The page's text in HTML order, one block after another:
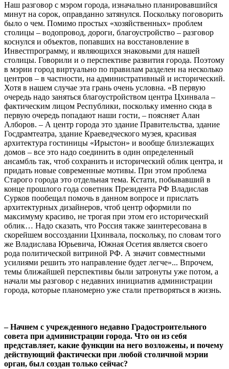
Наш разговор с мэром города, изначально планировавшийся
минут на сорок, оправданно затянулся. Поскольку поговорить
было о чем. Помимо простых «хозяйственных» проблем
столицы – водопровод, дороги, благоустройство – разговор
коснулся и объектов, попавших на восстановление в
Инвестпрограмму, и являющихся знаковыми для нашей
столицы. Говорили и о перспективе развития города. Поэтому
в мэрии город виртуально по правилам разделен на несколько
центров – в частности, на административный и исторический.
Хотя в нашем случае эта грань очень условна. «В первую
очередь надо заняться благоустройством центра Цхинвала –
фактическим лицом Республики, поскольку именно сюда в
первую очередь попадают наши гости, – поясняет Алан
Алборов. – А центр города это здание Правительства, здание
Госдрамтеатра, здание Краеведческого музея, красивая
архитектура гостиницы «Ирыстон» и вообще близлежащих
домов – все это надо соединить в один определенный
ансамбль так, чтоб сохранить и исторический облик центра, и
придать новые современные мотивы. При этом проблема
Старого города это отдельная тема. Кстати, побывавший в
конце прошлого года советник Президента РФ Владислав
Сурков пообещал помочь в данном вопросе и прислать
архитектурных дизайнеров, чтоб центр оформили по
максимуму красиво, не трогая при этом его исторический
облик… Надо сказать, что Россия также заинтересована в
скорейшем воссоздании Цхинвала, поскольку, по словам того
же Владислава Юрьевича, Южная Осетия является своего
рода политической витриной РФ. А значит совместными
усилиями решить это направление будет легче»... Впрочем,
темы ближайшей перспективы были затронуты уже потом, а
начали мы разговор с недавних инициатив администрации
города, которые планомерно уже стали претворяться в жизнь.
– Начнем с учрежденного недавно Градостроительного
совета при администрации города. Что он из себя
представляет, какие функции на него возложены, и почему
действующий фактически при любой столичной мэрии
орган, был создан только сейчас?